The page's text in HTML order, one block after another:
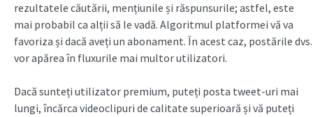
rezultatele căutării, mențiunile și răspunsurile; astfel, este
mai probabil ca alții să le vadă. Algoritmul platformei vă va
favoriza și dacă aveți un abonament. În acest caz, postările dvs.
vor apărea în fluxurile mai multor utilizatori.
Dacă sunteți utilizator premium, puteți posta tweet-uri mai
lungi, încărca videoclipuri de calitate superioară și vă puteți